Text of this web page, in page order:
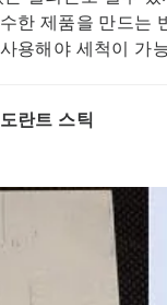
한 제품을 만드는
용해야 세척이 가
란트 스틱